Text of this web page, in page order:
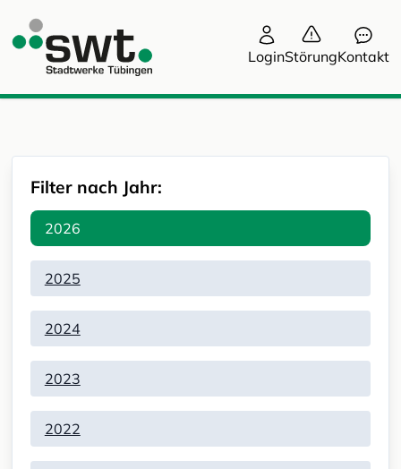
LoginStörungKontakt
Filter nach Jahr:
2026
2025
2024
2023
2022